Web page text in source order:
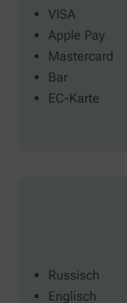
VISA
Apple Pay
Mastercard
Bar
EC-Karte
Russisch
Englisch